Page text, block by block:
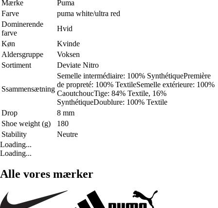
Mærke
Puma
Farve
puma white/ultra red
Dominerende
farve
Hvid
Køn
Kvinde
Aldersgruppe
Voksen
Sortiment
Deviate Nitro
Ssammensætning
Semelle intermédiaire: 100% SynthétiquePremière
de propreté: 100% TextileSemelle extérieure: 100%
CaoutchoucTige: 84% Textile, 16%
SynthétiqueDoublure: 100% Textile
Drop
8 mm
Shoe weight (g)
180
Stability
Neutre
Loading...
Loading...
Alle vores mærker